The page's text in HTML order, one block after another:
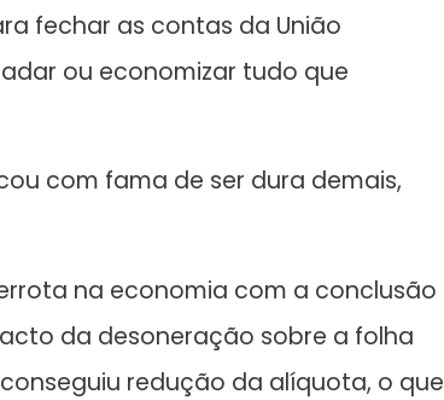
fechar as contas da União
ou economizar tudo que
com fama de ser dura demais,
na economia com a conclusão
da desoneração sobre a folha
redução da alíquota, o que